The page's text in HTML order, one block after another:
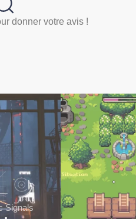
donner votre avis !
Signals